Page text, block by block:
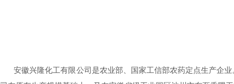
安徽兴隆化工有限公司是农业部、国家工信部农药定点生产企业